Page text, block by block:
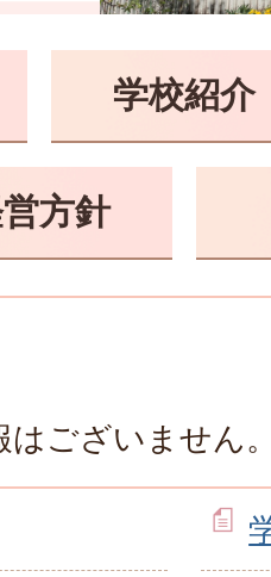
学校紹介
方針
はございません